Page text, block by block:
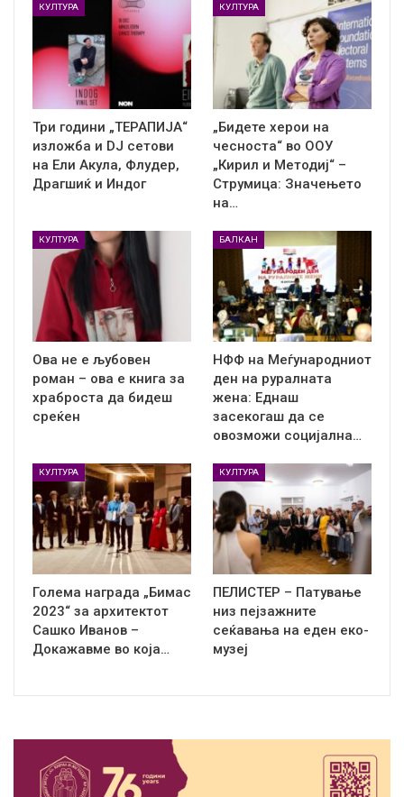
КУЛТУРА
Три години „ТЕРАПИЈА“
изложба и DJ сетови
на Ели Акула, Флудер,
Драгшиќ и Индог
КУЛТУРА
„Бидете херои на
чесноста“ во ООУ
„Кирил и Методиј“ –
Струмица: Значењето
на…
КУЛТУРА
Ова не е љубовен
роман – ова е книга за
храброста да бидеш
среќен
БАЛКАН
НФФ на Меѓународниот
ден на руралната
жена: Еднаш
засекогаш да се
овозможи социјална…
КУЛТУРА
Голема награда „Бимас
2023“ за архитектот
Сашко Иванов –
Докажавме во која…
КУЛТУРА
ПЕЛИСТЕР – Патување
низ пејзажните
сеќавања на еден еко-
музеј